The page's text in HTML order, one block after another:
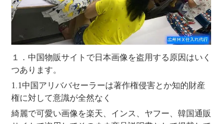
１．中国物販サイトで日本画像を盗用する原因はいく
つあります。
1.1中国アリババセーラーは著作権侵害とか知的財産
権に対して意識が全然なく
綺麗で可愛い画像を楽天、インス、ヤフー、韓国通販